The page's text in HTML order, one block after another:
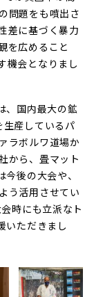
問題をも噴出さ
差に基づく暴力
を広めること
機会となりまし
、国内最大の鉱
産しているパ
ラボルワ道場か
から、畳マット
後の大会や、
う活用させてい
時にも立派なト
いただきまし